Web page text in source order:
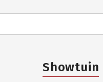
Showtuin